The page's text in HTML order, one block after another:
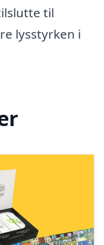
til
lysstyrken i